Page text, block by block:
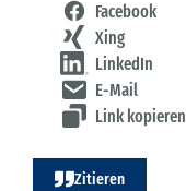
Facebook
Xing
LinkedIn
E-Mail
Link kopieren
Zitieren